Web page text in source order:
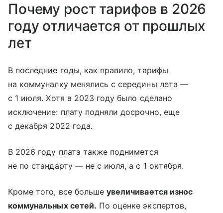
Почему рост тарифов в 2026
году отличается от прошлых
лет
В последние годы, как правило, тарифы
на коммуналку менялись с середины лета —
с 1 июля. Хотя в 2023 году было сделано
исключение: плату подняли досрочно, еще
с декабря 2022 года.
В 2026 году плата также поднимется
не по стандарту — не с июля, а с 1 октября.
Кроме того, все большеувеличивается износ
коммунальных сетей. По оценке экспертов,